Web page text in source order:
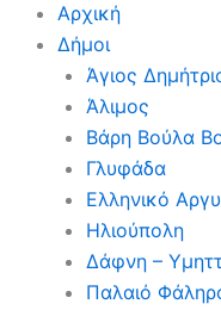
Αρχική
Δήμοι
Άγιος
Άλιμος
Βάρη Βούλα
Γλυφάδα
Ελληνικό
Ηλιούπολη
Δάφνη –
Παλαιό